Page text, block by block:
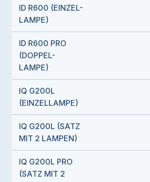
ID R600 (EINZEL-
LAMPE)
ID R600 PRO
(DOPPEL-
LAMPE)
IQ G200L
(EINZELLAMPE)
IQ G200L (SATZ
MIT 2 LAMPEN)
IQ G200L PRO
(SATZ MIT 2